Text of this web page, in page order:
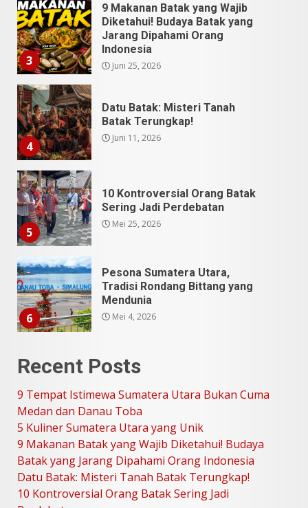
3
9 Makanan Batak yang Wajib
Diketahui! Budaya Batak yang
Jarang Dipahami Orang
Indonesia
Juni 25, 2026
4
Datu Batak: Misteri Tanah
Batak Terungkap!
Juni 11, 2026
5
10 Kontroversial Orang Batak
Sering Jadi Perdebatan
Mei 25, 2026
6
Pesona Sumatera Utara,
Tradisi Rondang Bittang yang
Mendunia
Mei 4, 2026
SUCI Season 11: Finalis Stand
April 23, 2026
1
9 Tempat Istimewa Sumatera
Utara Bukan Cuma Medan dan
Danau Toba
Juli 31, 2026
Recent Posts
9 Tempat Istimewa Sumatera Utara Bukan Cuma
Medan dan Danau Toba
5 Kuliner Sumatera Utara yang Unik
9 Makanan Batak yang Wajib Diketahui! Budaya
Batak yang Jarang Dipahami Orang Indonesia
Datu Batak: Misteri Tanah Batak Terungkap!
10 Kontroversial Orang Batak Sering Jadi